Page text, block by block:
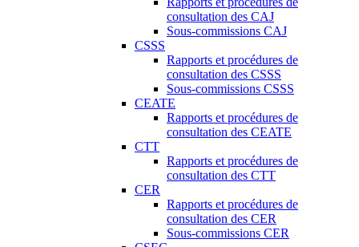
consultation des CAJ
Sous-commissions CAJ
CSSS
Rapports et procédures de
consultation des CSSS
Sous-commissions CSSS
CEATE
Rapports et procédures de
consultation des CEATE
CTT
Rapports et procédures de
consultation des CTT
CER
Rapports et procédures de
consultation des CER
Sous-commissions CER